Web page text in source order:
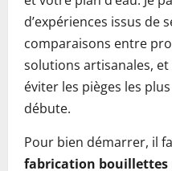
d’expériences issus de
comparaisons entre
solutions artisanales,
éviter les pièges les
débute.
Pour bien démarrer, il
fabrication bouillettes